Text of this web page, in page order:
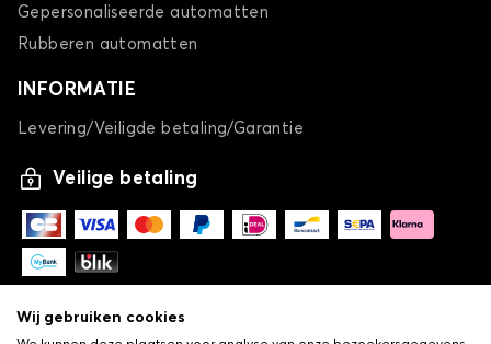
Gepersonaliseerde automatten
Rubberen automatten
INFORMATIE
Levering/Veiligde betaling/Garantie
Veilige betaling
Wij gebruiken cookies